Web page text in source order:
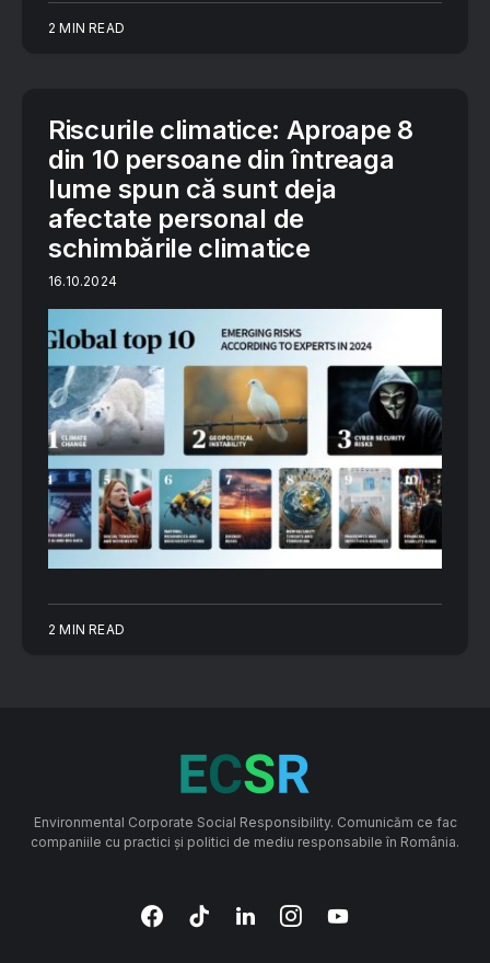
2 MIN READ
Riscurile climatice: Aproape 8
din 10 persoane din întreaga
lume spun că sunt deja
afectate personal de
schimbările climatice
16.10.2024
2 MIN READ
Environmental Corporate Social Responsibility. Comunicăm ce fac
companiile cu practici și politici de mediu responsabile în România.